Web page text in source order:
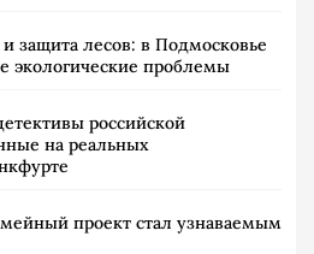
защита лесов: в Подмосковье
экологические проблемы
российской
на реальных
проект стал узнаваемым